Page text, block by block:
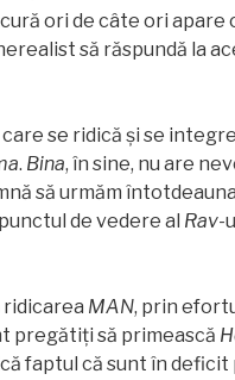
ori de câte ori apare
să răspundă la
se ridică şi se
. Bina, în sine, nu are
să urmăm
de vedere al Rav-
MAN, prin
pregătiţi să primească
faptul că sunt în deficit